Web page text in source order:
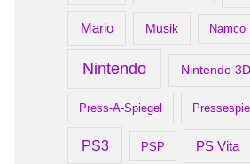
Mario Musik Namco
Nintendo Nintendo
Press-A-Spiegel
PS3 PSP PS Vita